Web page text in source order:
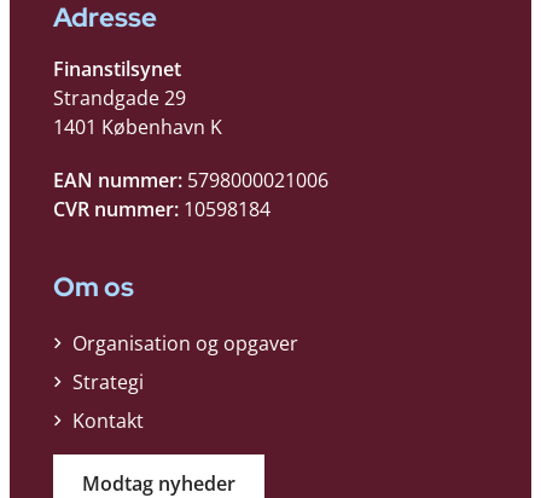
Adresse
Finanstilsynet
Strandgade 29
1401 København K
EAN nummer: 5798000021006
CVR nummer: 10598184
Om os
Organisation og opgaver
Strategi
Kontakt
Modtag nyheder